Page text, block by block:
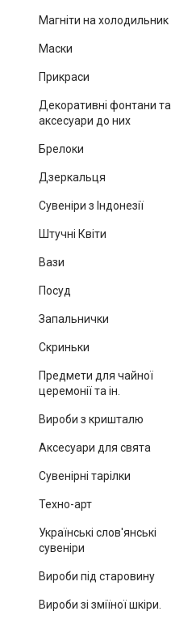
Магніти на холодильник
Маски
Прикраси
Декоративні фонтани та
аксесуари до них
Брелоки
Дзеркальця
Сувеніри з Індонезії
Штучні Квіти
Вази
Посуд
Запальнички
Скриньки
Предмети для чайної
церемонії та ін.
Вироби з кришталю
Аксесуари для свята
Сувенірні тарілки
Техно-арт
Українські слов'янські
сувеніри
Вироби під старовину
Вироби зі зміїної шкіри.